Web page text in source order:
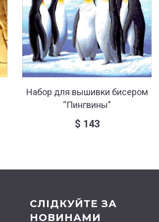
Набор для вышивки бисером
“Пингвины”
$ 143
СЛІДКУЙТЕ ЗА
НОВИНАМИ